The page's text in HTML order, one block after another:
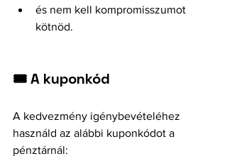
és nem kell kompromisszumot
kötnöd.
🎟️ A kuponkód
A kedvezmény igénybevételéhez
használd az alábbi kuponkódot a
pénztárnál: